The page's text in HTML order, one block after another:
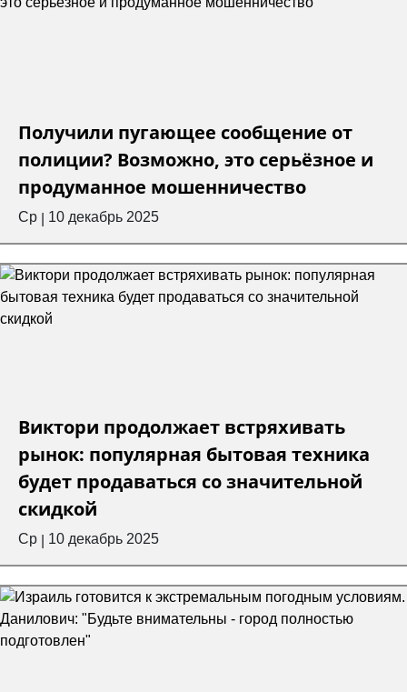
Получили пугающее сообщение от
полиции? Возможно, это серьёзное и
продуманное мошенничество
Ср 10 декабрь 2025
Виктори продолжает встряхивать
рынок: популярная бытовая техника
будет продаваться со значительной
скидкой
Ср 10 декабрь 2025